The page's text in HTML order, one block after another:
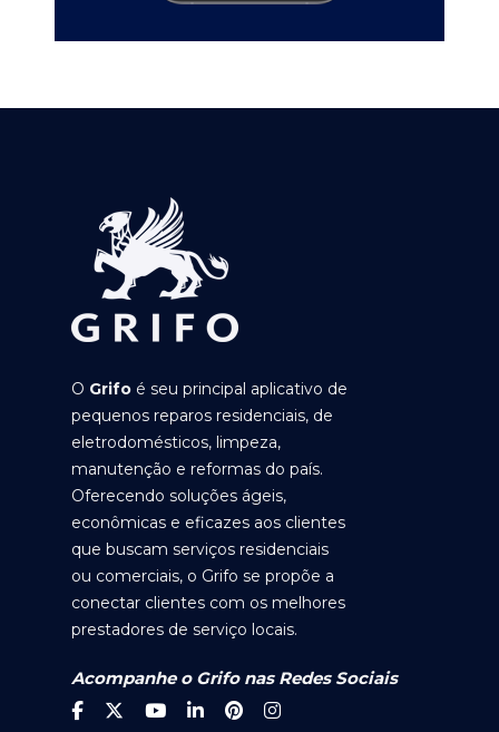
O Grifo é seu principal aplicativo de
pequenos reparos residenciais, de
eletrodomésticos, limpeza,
manutenção e reformas do país.
Oferecendo soluções ágeis,
econômicas e eficazes aos clientes
que buscam serviços residenciais
ou comerciais, o Grifo se propõe a
conectar clientes com os melhores
prestadores de serviço locais.
Acompanhe o Grifo nas Redes Sociais